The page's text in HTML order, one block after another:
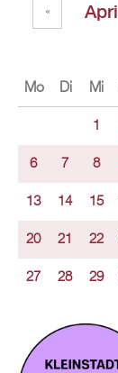
«
Mo Di Mi
1
6 7 8
13 14 15
20 21 22
27 28 29